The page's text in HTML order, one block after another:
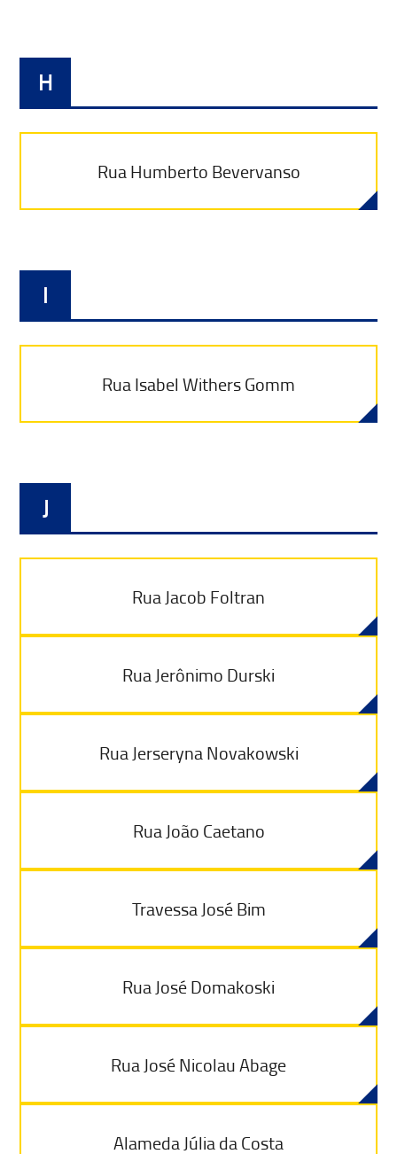
H
Rua Humberto Bevervanso
I
Rua Isabel Withers Gomm
J
Rua Jacob Foltran
Rua Jerônimo Durski
Rua Jerseryna Novakowski
Rua João Caetano
Travessa José Bim
Rua José Domakoski
Rua José Nicolau Abage
Alameda Júlia da Costa